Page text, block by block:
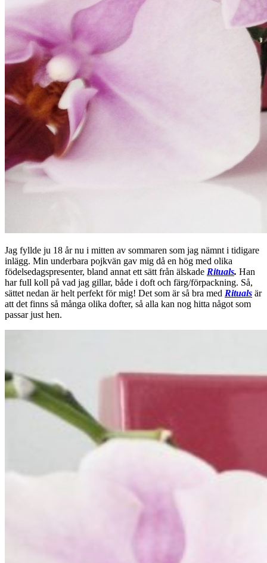
Jag fyllde ju 18 år nu i mitten av sommaren som jag nämnt i tidigare
inlägg. Min underbara pojkvän gav mig då en hög med olika
födelsedagspresenter, bland annat ett sätt från älskade Rituals. Han
har full koll på vad jag gillar, både i doft och färg/förpackning. Så,
sättet nedan är helt perfekt för mig! Det som är så bra med Rituals är
att det finns så många olika dofter, så alla kan nog hitta något som
passar just hen.